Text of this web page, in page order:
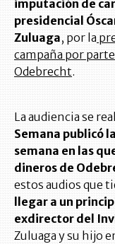
imputación de
presidencial
Zuluaga, por la
campaña por
Odebrecht.
La audiencia se
Semana publicó
semana en las
dineros de
estos audios que
llegar a un
exdirector del
Zuluaga y su hijo